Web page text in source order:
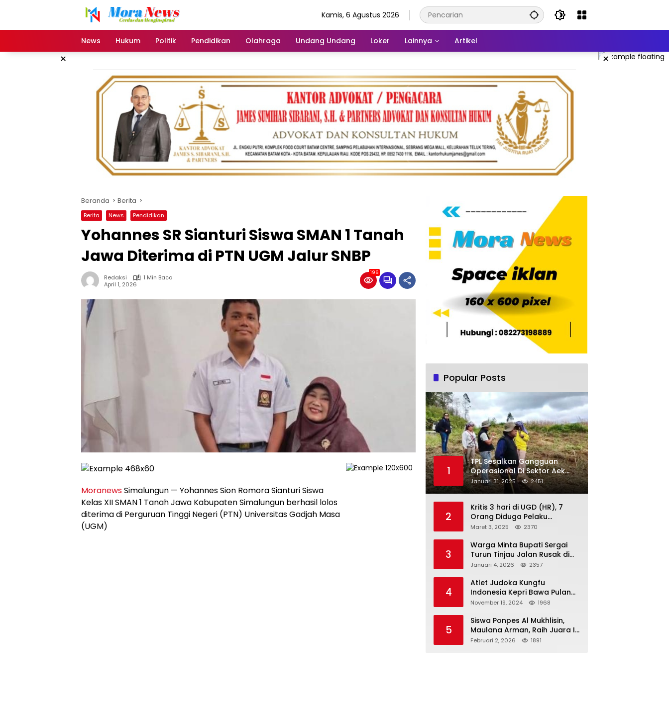
Kamis, 6 Agustus 2026
News Hukum Politik Pendidikan Olahraga Undang Undang Loker Lainnya Artikel
× ×
Beranda Berita
Berita News Pendidikan
Yohannes SR Sianturi Siswa SMAN 1 Tanah
Jawa Diterima di PTN UGM Jalur SNBP
Redaksi
1 Min Baca
April 1, 2026
196
MoranewsSimalungun — Yohannes Sion Romora Sianturi Siswa
Kelas XII SMAN 1 Tanah Jawa Kabupaten Simalungun berhasil lolos
diterima di Perguruan Tinggi Negeri (PTN) Universitas Gadjah Masa
(UGM)
Popular Posts
1
TPL Sesalkan Gangguan
Operasional Di Sektor Aek
Nauli
Januari 31, 2025 2451
2
Kritis 3 hari di UGD (HR), 7
Orang Diduga Pelaku
Pengeroyokan di Lift KTV
Kantor Hukum JAP
Pertanyakan Kinerja Polresta
Tanjungpinang
Maret 3, 2025 2370
3
Warga Minta Bupati Sergai
Turun Tinjau Jalan Rusak di
Dusun 4 Desa Sei Periuk
Januari 4, 2026 2357
4
Atlet Judoka Kungfu
Indonesia Kepri Bawa Pulang
11 Medali Pra Fornas bogor, 3
November 19, 2024 1968
5
Siswa Ponpes Al Mukhlisin,
Maulana Arman, Raih Juara I
Taekwondo Junior Putra di
Februari 2, 2026 1891